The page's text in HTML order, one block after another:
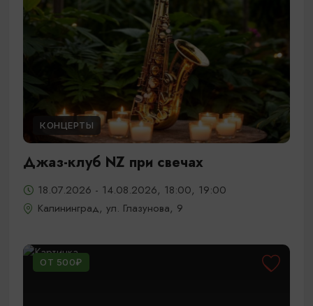
КОНЦЕРТЫ
Джаз-клуб NZ при свечах
18.07.2026 - 14.08.2026, 18:00, 19:00
Калининград, ул. Глазунова, 9
ОТ 500₽